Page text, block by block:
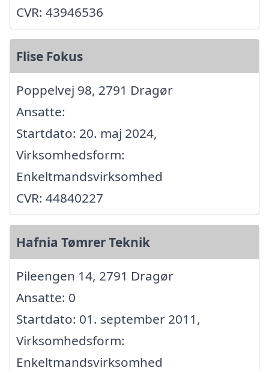
CVR: 43946536
Flise Fokus
Poppelvej 98, 2791 Dragør
Ansatte:
Startdato: 20. maj 2024,
Virksomhedsform:
Enkeltmandsvirksomhed
CVR: 44840227
Hafnia Tømrer Teknik
Pileengen 14, 2791 Dragør
Ansatte: 0
Startdato: 01. september 2011,
Virksomhedsform:
Enkeltmandsvirksomhed